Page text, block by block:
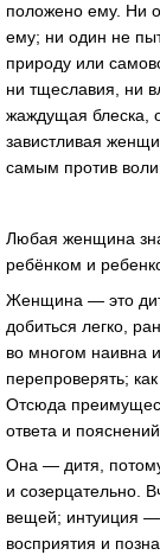
положено ему. Ни
ему; ни один не
природу или
ни тщеславия, ни
жаждущая блеска,
завистливая
самым против
Любая женщина
ребёнком и
Женщина — это
добиться легко,
во многом наивна
перепроверять;
Отсюда
ответа и пояснений.
Она — дитя,
и созерцательно.
вещей; интуиция
восприятия и